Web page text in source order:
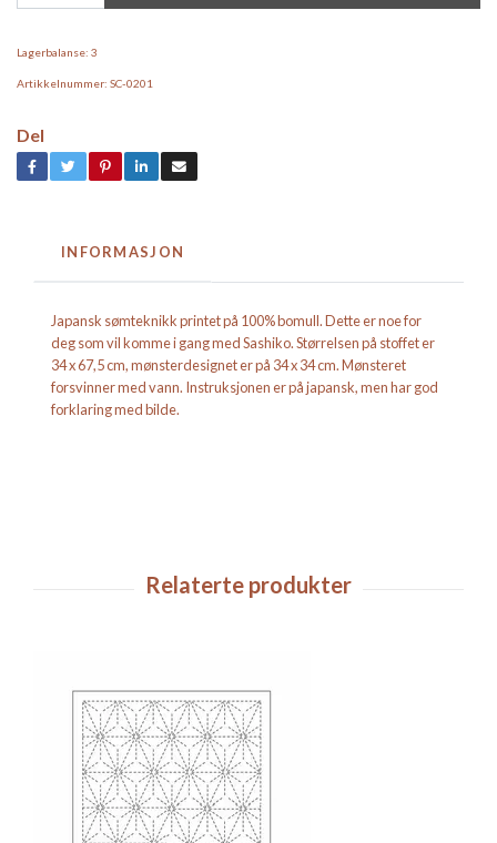
Lagerbalanse: 3
Artikkelnummer: SC-0201
Del
INFORMASJON
Japansk sømteknikk printet på 100% bomull. Dette er noe for
deg som vil komme i gang med Sashiko. Størrelsen på stoffet er
34 x 67,5 cm, mønsterdesignet er på 34 x 34 cm. Mønsteret
forsvinner med vann. Instruksjonen er på japansk, men har god
forklaring med bilde.